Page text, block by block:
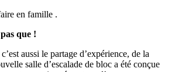
en famille .
que !
aussi le partage d’expérience, de la
salle d’escalade de bloc a été conçue